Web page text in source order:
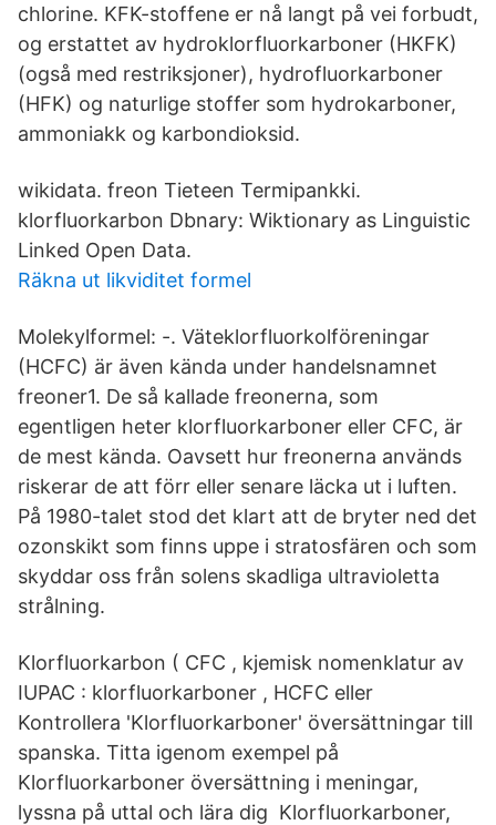
chlorine. KFK-stoffene er nå langt på vei forbudt,
og erstattet av hydroklorfluorkarboner (HKFK)
(også med restriksjoner), hydrofluorkarboner
(HFK) og naturlige stoffer som hydrokarboner,
ammoniakk og karbondioksid.
wikidata. freon Tieteen Termipankki.
klorfluorkarbon Dbnary: Wiktionary as Linguistic
Linked Open Data.
Räkna ut likviditet formel
Molekylformel: -. Väteklorfluorkolföreningar
(HCFC) är även kända under handelsnamnet
freoner1. De så kallade freonerna, som
egentligen heter klorfluorkarboner eller CFC, är
de mest kända. Oavsett hur freonerna används
riskerar de att förr eller senare läcka ut i luften.
På 1980-talet stod det klart att de bryter ned det
ozonskikt som finns uppe i stratosfären och som
skyddar oss från solens skadliga ultravioletta
strålning.
Klorfluorkarbon ( CFC , kjemisk nomenklatur av
IUPAC : klorfluorkarboner , HCFC eller
Kontrollera 'Klorfluorkarboner' översättningar till
spanska. Titta igenom exempel på
Klorfluorkarboner översättning i meningar,
lyssna på uttal och lära dig Klorfluorkarboner,